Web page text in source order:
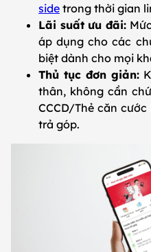
side trong thời gian
Lãi suất ưu đãi:
áp dụng cho các
biệt dành cho mọi
Thủ tục đơn giản:
thân, không cần
CCCD/Thẻ căn
trả góp.